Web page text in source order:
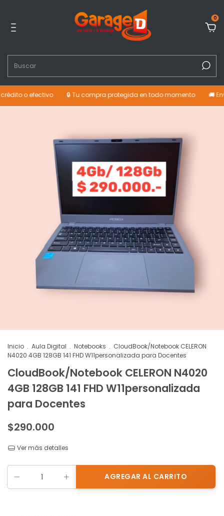
0
o efectivo 🔒 Tu compra protegida en todo momento 🚚 Envíos
Inicio . Aula Digital . Notebooks . CloudBook/Notebook CELERON
N4020 4GB 128GB 141 FHD W11personalizada para Docentes
CloudBook/Notebook CELERON N4020
4GB 128GB 141 FHD W11personalizada
para Docentes
$290.000
Ver más detalles